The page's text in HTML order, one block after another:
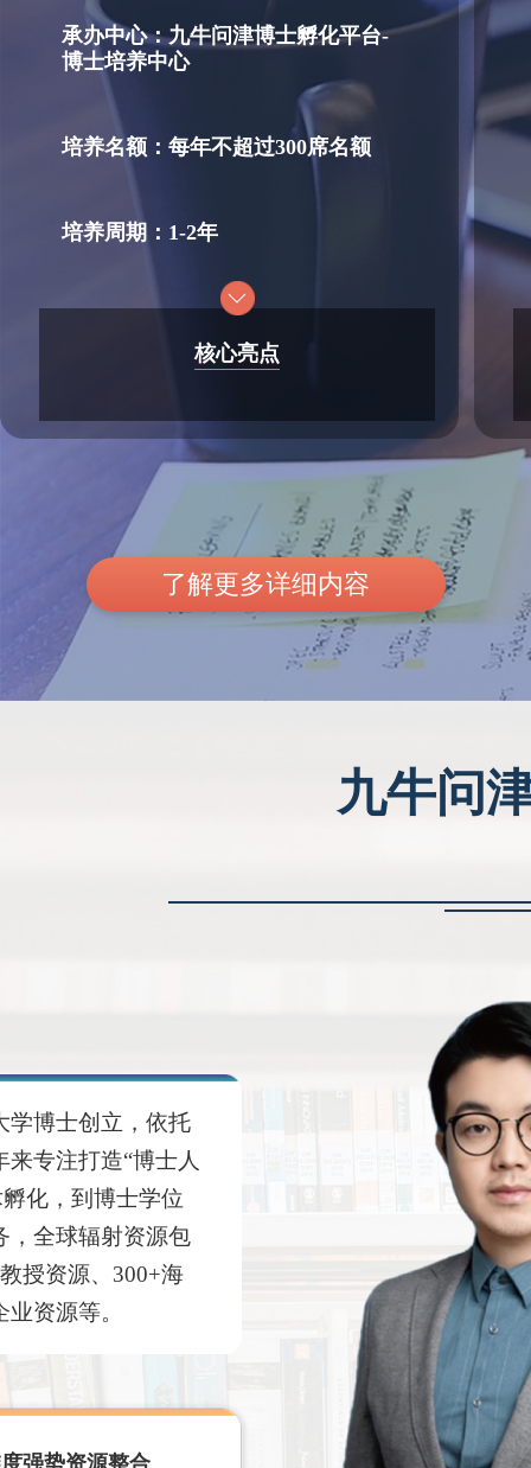
承办中心：九牛问津博士孵化平台-
博士培养中心
培养名额： 每年不超过300席名额
培养周期： 1-2年
核心亮点
了解更多详细内容
九牛问
学博士创立，依托
专注打造“博士人
化，到博士学位
，全球辐射资源包
授资源、300+海
资源等。
强势资源整合